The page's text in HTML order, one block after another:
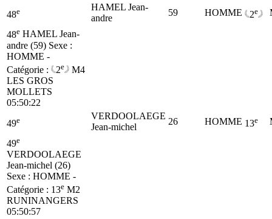
48e
HAMEL Jean-
andre
59 HOMME 2e
48e HAMEL Jean-
andre (59) Sexe :
HOMME -
Catégorie :
2e
M4
LES GROS
MOLLETS
05:50:22
49e
VERDOOLAEGE
Jean-michel
26 HOMME 13e
49e
VERDOOLAEGE
Jean-michel (26)
Sexe : HOMME -
Catégorie : 13e M2
RUNINANGERS
05:50:57